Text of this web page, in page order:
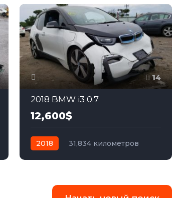
14
2018 BMW i3 0.7
12,600$
2018
31,834 километров